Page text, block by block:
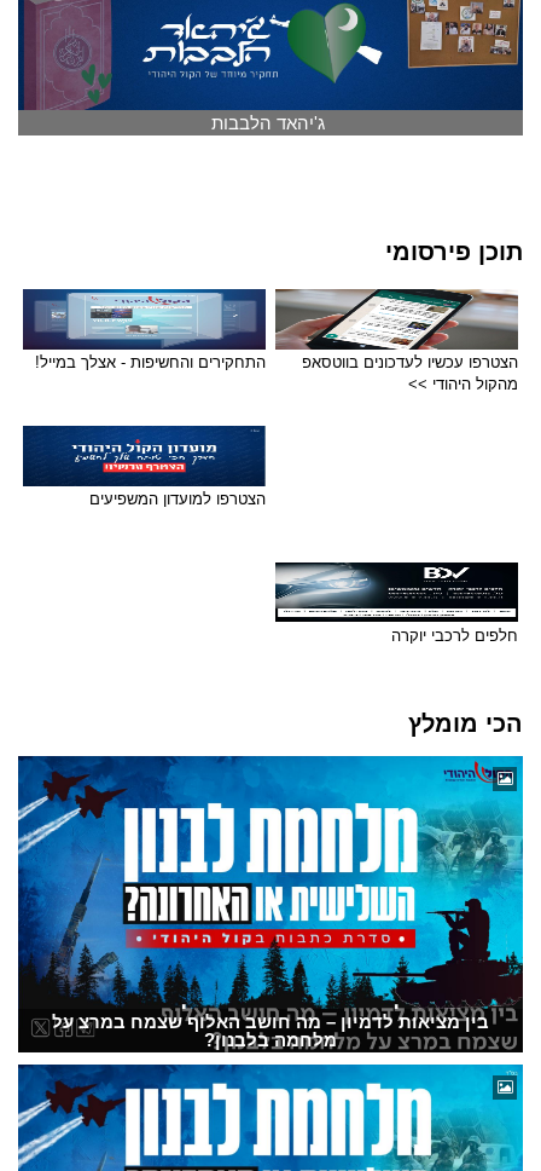
ג'יהאד הלבבות
תוכן פירסומי
הצטרפו עכשיו לעדכונים בווטסאפ
מהקול היהודי >>
התחקירים והחשיפות - אצלך במייל!
הצטרפו למועדון המשפיעים
חלפים לרכבי יוקרה
הכי מומלץ
בין מציאות לדמיון – מה חושב האלוף שצמח במרצ על
מלחמה בלבנון?